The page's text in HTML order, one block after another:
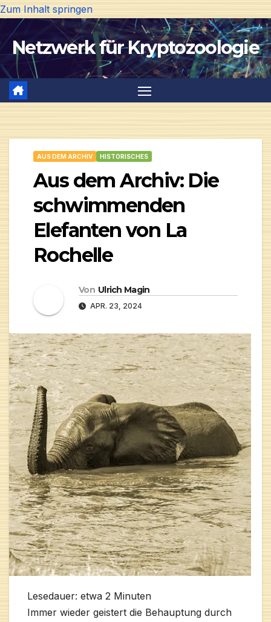
Zum Inhalt springen
Netzwerk für Kryptozoologie
AUS DEM ARCHIV HISTORISCHES
Aus dem Archiv: Die
schwimmenden
Elefanten von La
Rochelle
Von Ulrich Magin
APR. 23, 2024
Lesedauer: etwa 2 Minuten
Immer wieder geistert die Behauptung durch